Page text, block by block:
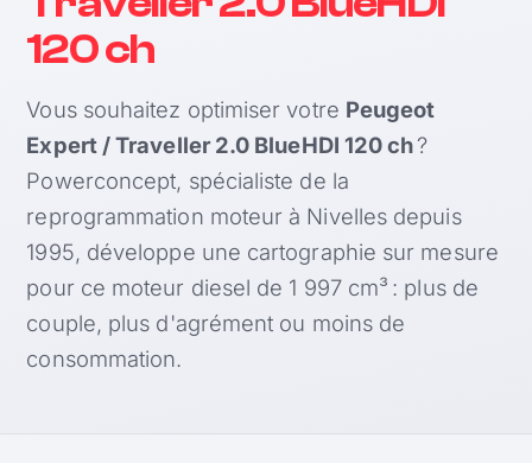
120 ch
Vous souhaitez optimiser votre Peugeot
Expert / Traveller 2.0 BlueHDI 120 ch?
Powerconcept, spécialiste de la
reprogrammation moteur à Nivelles depuis
1995, développe une cartographie sur mesure
pour ce moteur diesel de 1 997 cm³ : plus de
couple, plus d'agrément ou moins de
consommation.